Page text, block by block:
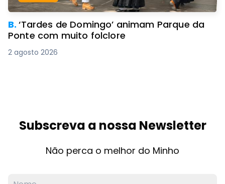
B.‘Tardes de Domingo’ animam Parque da
Ponte com muito folclore
2 agosto 2026
Subscreva a nossa Newsletter
Não perca o melhor do Minho